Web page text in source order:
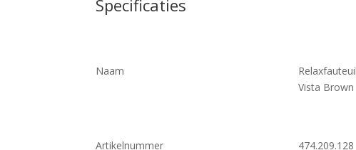
Specificaties
Naam
Vista Brown
Artikelnummer 474.209.128